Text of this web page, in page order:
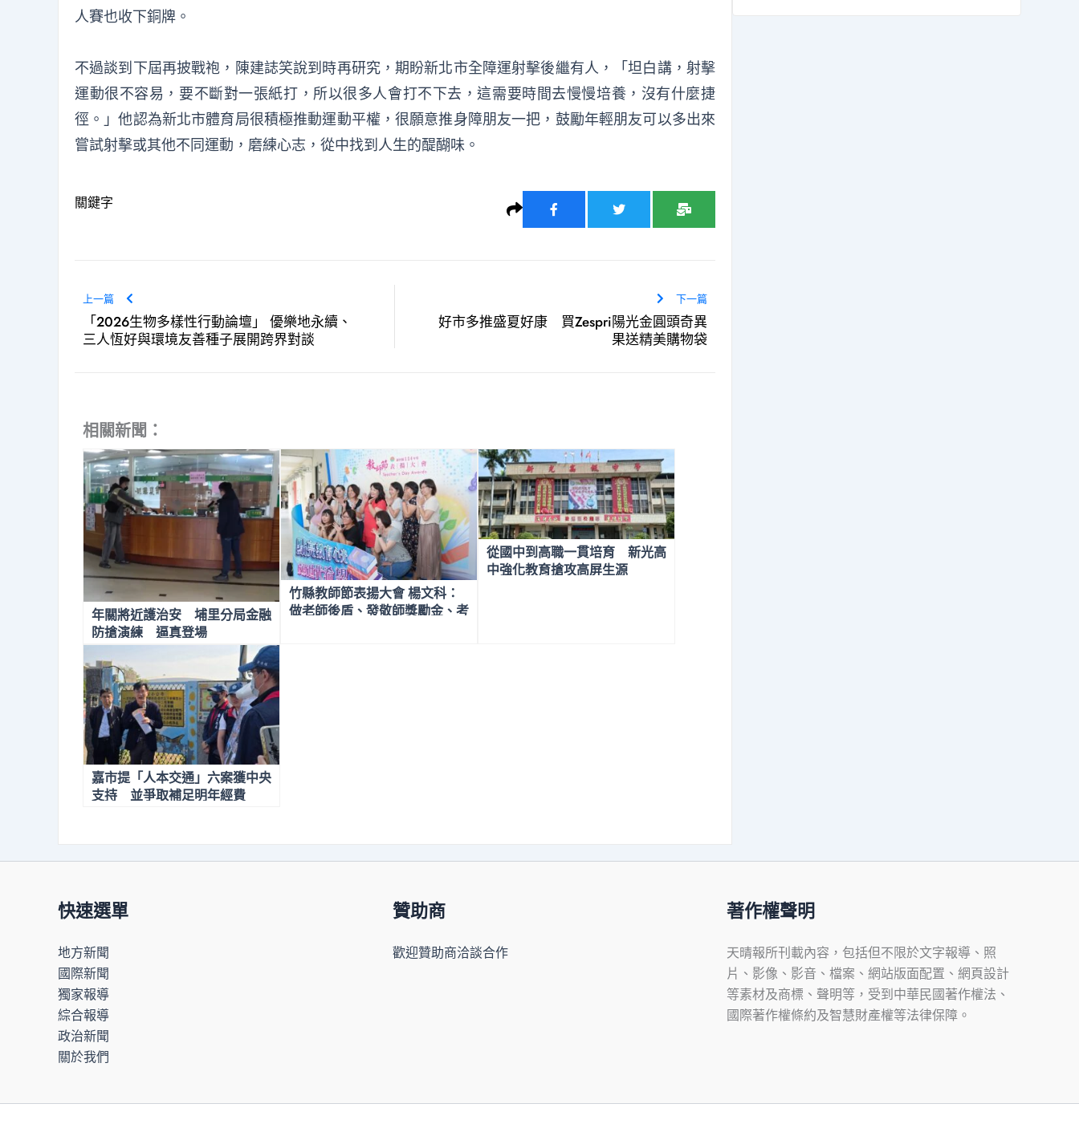
人賽也收下銅牌。
不過談到下屆再披戰袍，陳建誌笑說到時再研究，期盼新北市全障運射擊後繼有人，「坦白講，射擊
運動很不容易，要不斷對一張紙打，所以很多人會打不下去，這需要時間去慢慢培養，沒有什麼捷
徑。」他認為新北市體育局很積極推動運動平權，很願意推身障朋友一把，鼓勵年輕朋友可以多出來
嘗試射擊或其他不同運動，磨練心志，從中找到人生的醍醐味。
關鍵字
上一篇
「2026生物多樣性行動論壇」 優樂地永續、
三人恆好與環境友善種子展開跨界對談
下一篇
好市多推盛夏好康 買Zespri陽光金圓頭奇異
果送精美購物袋
相關新聞：
年關將近護治安 埔里分局金融
防搶演練 逼真登場
竹縣教師節表揚大會 楊文科：
做老師後盾、發敬師獎勵金、考
從國中到高職一貫培育 新光高
中強化教育搶攻高屏生源
嘉市提「人本交通」六案獲中央
支持 並爭取補足明年經費
快速選單
地方新聞
國際新聞
獨家報導
綜合報導
政治新聞
關於我們
贊助商
歡迎贊助商洽談合作
著作權聲明
天晴報所刊載內容，包括但不限於文字報導、照
片、影像、影音、檔案、網站版面配置、網頁設計
等素材及商標、聲明等，受到中華民國著作權法、
國際著作權條約及智慧財產權等法律保障。